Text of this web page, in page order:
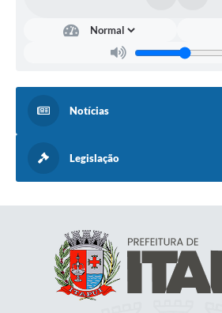
Notícias
Legislação